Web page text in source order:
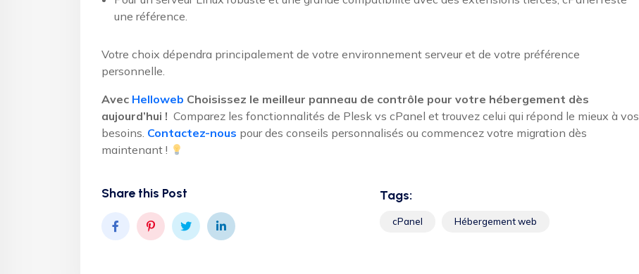
une référence.
Votre choix dépendra principalement de votre environnement serveur et de votre préférence
personnelle.
Avec Helloweb Choisissez le meilleur panneau de contrôle pour votre hébergement dès
aujourd’hui ! Comparez les fonctionnalités de Plesk vs cPanel et trouvez celui qui répond le mieux à vos
besoins. Contactez-nous pour des conseils personnalisés ou commencez votre migration dès
maintenant !
Share this Post Tags:
cPanel Hébergement web